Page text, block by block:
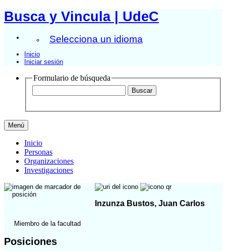
Busca y Vincula | UdeC
Selecciona un idioma
Inicio
Iniciar sesión
Formulario de búsqueda
Menú
Inicio
Personas
Organizaciones
Investigaciones
Inzunza Bustos, Juan Carlos
Miembro de la facultad
Posiciones